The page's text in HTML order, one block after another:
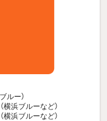
ルー）
横浜ブルーなど）
横浜ブルーなど）